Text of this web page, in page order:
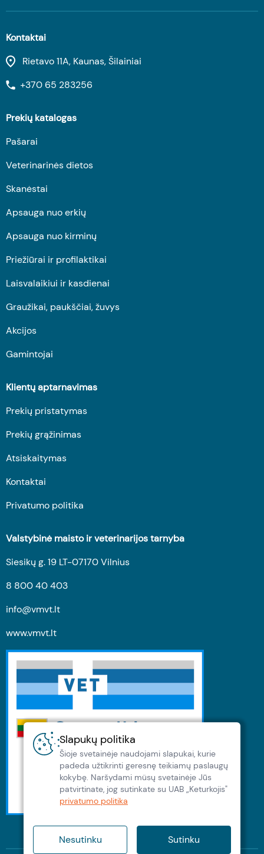
Slapukų politika
Šioje svetainėje naudojami slapukai, kurie
padeda užtikrinti geresnę teikiamų paslaugų
kokybę. Naršydami müsų svetainėje Jūs
patvirtinate, jog sutinkate su UAB „Keturkojis"
privatumo politika
Nesutinku Sutinku
Kontaktai
Rietavo 11A, Kaunas, Šilainiai
+370 65 283256
Prekių katalogas
Pašarai
Veterinarinės dietos
Skanėstai
Apsauga nuo erkių
Apsauga nuo kirminų
Priežiūrai ir profilaktikai
Laisvalaikiui ir kasdienai
Graužikai, paukščiai, žuvys
Akcijos
Gamintojai
Klientų aptarnavimas
Prekių pristatymas
Prekių grąžinimas
Atsiskaitymas
Kontaktai
Privatumo politika
Valstybinė maisto ir veterinarijos tarnyba
Siesikų g. 19 LT-07170 Vilnius
8 800 40 403
info@vmvt.lt
www.vmvt.lt